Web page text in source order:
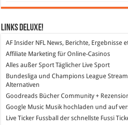
Links DeLuXe!
AF Insider NFL News, Berichte, Ergebnisse
Affiliate Marketing für Online-Casinos
Alles außer SportTäglicher Live Sport
Bundesliga und Champions League
Alternativen
Goodreads Bücher Community +
Google Music Musik hochladen und auf
Live Ticker Fussball
der schnellste Fussi